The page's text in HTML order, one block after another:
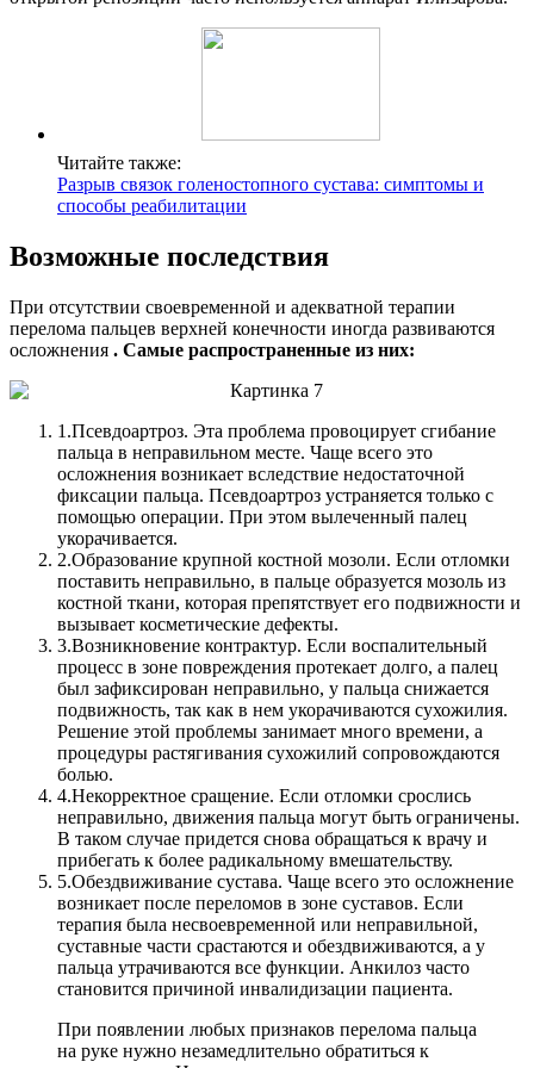
Читайте также:
Разрыв связок голеностопного сустава: симптомы и
способы реабилитации
Возможные последствия
При отсутствии своевременной и адекватной терапии
перелома пальцев верхней конечности иногда развиваются
осложнения . Самые распространенные из них:
1.Псевдоартроз. Эта проблема провоцирует сгибание
пальца в неправильном месте. Чаще всего это
осложнения возникает вследствие недостаточной
фиксации пальца. Псевдоартроз устраняется только с
помощью операции. При этом вылеченный палец
укорачивается.
2.Образование крупной костной мозоли. Если отломки
поставить неправильно, в пальце образуется мозоль из
костной ткани, которая препятствует его подвижности и
вызывает косметические дефекты.
3.Возникновение контрактур. Если воспалительный
процесс в зоне повреждения протекает долго, а палец
был зафиксирован неправильно, у пальца снижается
подвижность, так как в нем укорачиваются сухожилия.
Решение этой проблемы занимает много времени, а
процедуры растягивания сухожилий сопровождаются
болью.
4.Некорректное сращение. Если отломки срослись
неправильно, движения пальца могут быть ограничены.
В таком случае придется снова обращаться к врачу и
прибегать к более радикальному вмешательству.
5.Обездвиживание сустава. Чаще всего это осложнение
возникает после переломов в зоне суставов. Если
терапия была несвоевременной или неправильной,
суставные части срастаются и обездвиживаются, а у
пальца утрачиваются все функции. Анкилоз часто
становится причиной инвалидизации пациента.
При появлении любых признаков перелома пальца
на руке нужно незамедлительно обратиться к